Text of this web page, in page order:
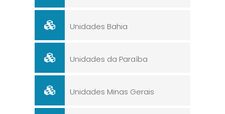
Unidades Bahia
Unidades da Paraíba
Unidades Minas Gerais